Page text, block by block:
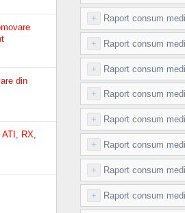
din
RX,
+ Raport consum
+ Raport consum
+ Raport consum
+ Raport consum
+ Raport consum
+ Raport consum
+ Raport consum
+ Raport consum